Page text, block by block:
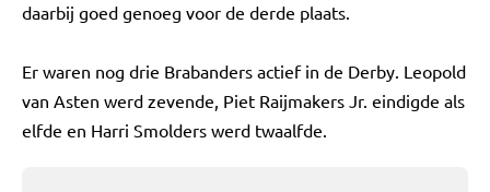
daarbij goed genoeg voor de derde plaats.
Er waren nog drie Brabanders actief in de Derby. Leopold
van Asten werd zevende, Piet Raijmakers Jr. eindigde als
elfde en Harri Smolders werd twaalfde.